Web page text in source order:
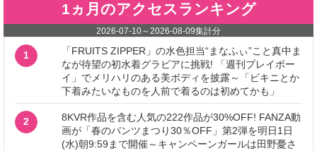
1ヵ月のアクセスランキング
2026-07-10～2026-08-09集計分
1
「FRUITS ZIPPER」の水色担当“まなふぃ”こと真中ま
なが待望の初水着グラビアに挑戦! 「週刊プレイボー
イ」でメリハリのある美ボディを披露～「ビキニとか
下着みたいなものを人前で着るのは初めてかも」
2
8KVR作品を含む人気の222作品が30%OFF! FANZA動
画が「春のパンツまつり30％OFF」第2弾を明日1日
(水)朝9:59まで開催～キャンペーンガールは田野憂さ